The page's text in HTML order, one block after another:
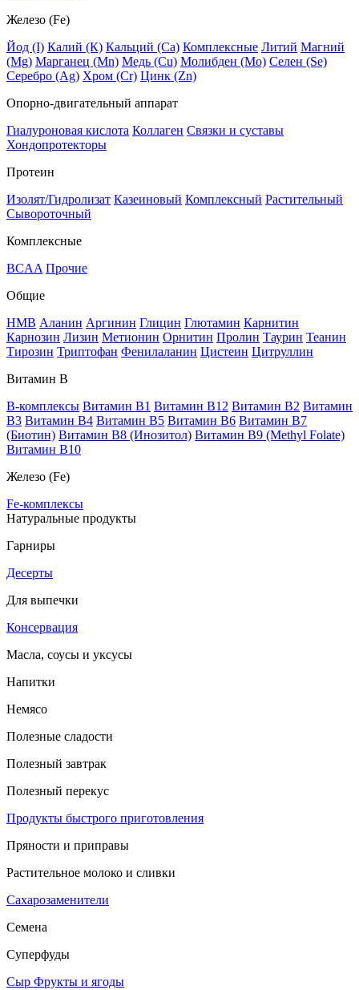
Железо (Fe)
Йод (I) Калий (К) Кальций (Са) Комплексные Литий Магний
(Mg) Марганец (Mn) Медь (Сu) Молибден (Мо) Селен (Se)
Серебро (Ag) Хром (Cr) Цинк (Zn)
Опорно-двигательный аппарат
Гиалуроновая кислота Коллаген Связки и суставы
Хондопротекторы
Протеин
Изолят/Гидролизат Казеиновый Комплексный Растительный
Сывороточный
Комплексные
BCAA Прочие
Общие
HMB Аланин Аргинин Глицин Глютамин Карнитин
Карнозин Лизин Метионин Орнитин Пролин Таурин Теанин
Тирозин Триптофан Фенилаланин Цистеин Цитруллин
Витамин В
B-комплексы Витамин B1 Витамин B12 Витамин B2 Витамин
B3 Витамин B4 Витамин B5 Витамин B6 Витамин B7
(Биотин) Витамин B8 (Инозитол) Витамин B9 (Methyl Folate)
Витамин В10
Железо (Fe)
Fe-комплексы
Натуральные продукты
Гарниры
Десерты
Для выпечки
Консервация
Масла, соусы и уксусы
Напитки
Немясо
Полезные сладости
Полезный завтрак
Полезный перекус
Продукты быстрого приготовления
Пряности и приправы
Растительное молоко и сливки
Сахарозаменители
Семена
Суперфуды
Сыр Фрукты и ягоды